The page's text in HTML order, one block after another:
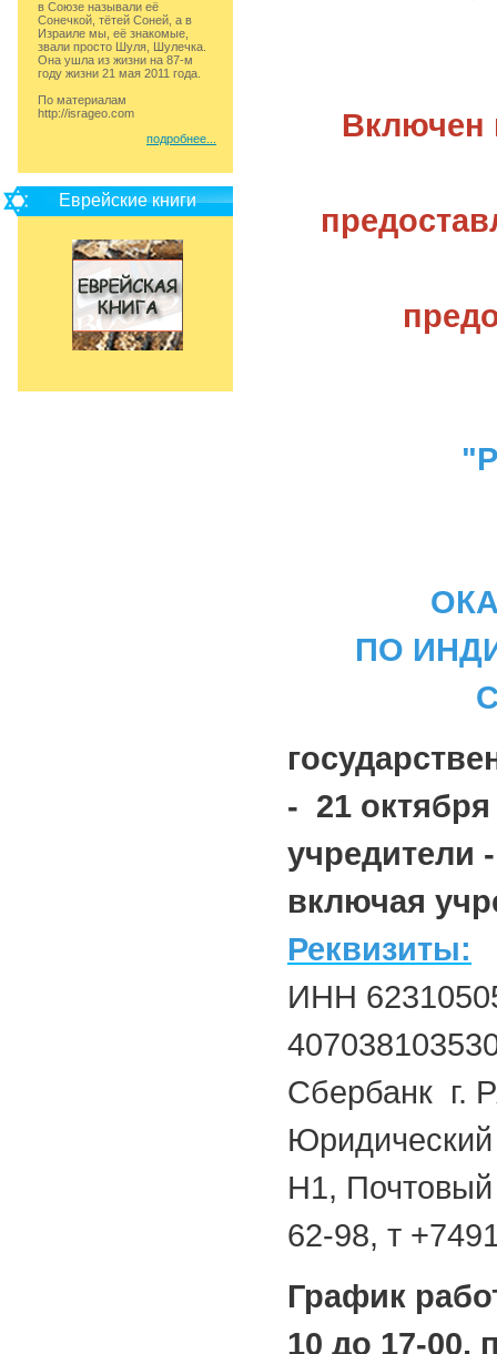
в Союзе называли её
Сонечкой, тётей Соней, а в
Израиле мы, её знакомые,
звали просто Шуля, Шулечка.
Она ушла из жизни на 87-м
году жизни 21 мая 2011 года.
По материалам
http://isrageo.com
подробнее...
Еврейские книги
Включен
ПО
- 21 октября
учредители
включая
Реквизиты:
ИНН
Сбербанк г.
Юридический
Н1, Почтовый
62-98, т
График
10 до 17-00,